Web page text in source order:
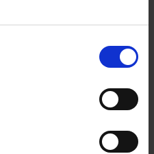
de 5-rittenkaart kan
om extra sessies te
gaan met een
en wensen
kunt